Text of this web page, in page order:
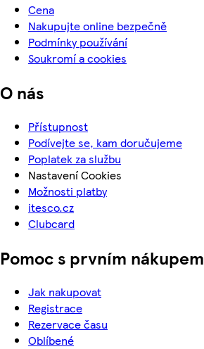
Cena
Nakupujte online bezpečně
Podmínky používání
Soukromí a cookies
O nás
Přístupnost
Podívejte se, kam doručujeme
Poplatek za službu
Nastavení Cookies
Možnosti platby
itesco.cz
Clubcard
Pomoc s prvním nákupem
Jak nakupovat
Registrace
Rezervace času
Oblíbené